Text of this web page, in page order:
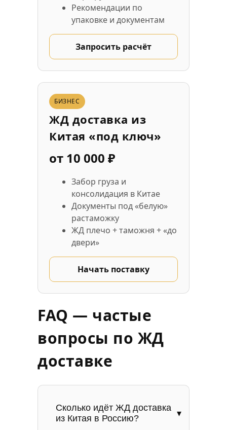
Рекомендации по
упаковке и документам
Запросить расчёт
БИЗНЕС
ЖД доставка из
Китая «под ключ»
от 10 000 ₽
Забор груза и
консолидация в Китае
Документы под «белую»
растаможку
ЖД плечо + таможня + «до
двери»
Начать поставку
FAQ — частые
вопросы по ЖД
доставке
Сколько идёт ЖД доставка
из Китая в Россию?